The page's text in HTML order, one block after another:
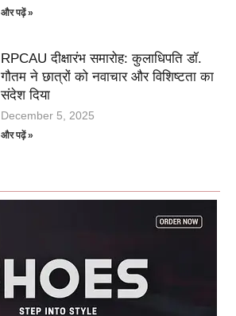
और पढ़ें »
RPCAU दीक्षारंभ समारोह: कुलाधिपति डॉ.
गौतम ने छात्रों को नवाचार और विशिष्टता का
संदेश दिया
December 5, 2025
और पढ़ें »